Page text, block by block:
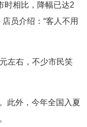
时相比，降幅已达2
员介绍：“客人不用
左右，不少市民笑
此外，今年全国入夏